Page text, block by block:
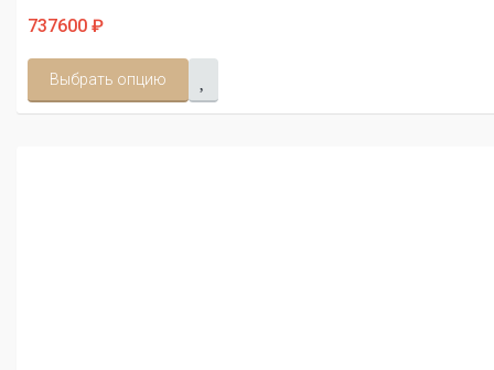
737600 ₽
Выбрать опцию